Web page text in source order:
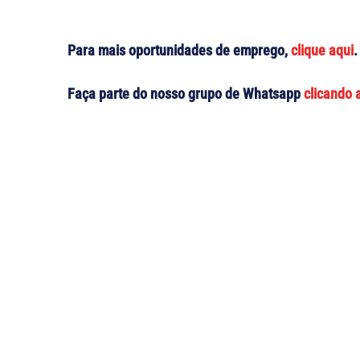
Para mais oportunidades de emprego,clique aqui.
Faça parte do nosso grupo de Whatsappclicando